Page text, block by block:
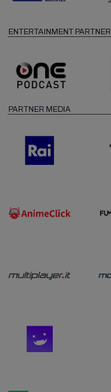
ENTERTAINMENT PARTNER
PARTNER MEDIA